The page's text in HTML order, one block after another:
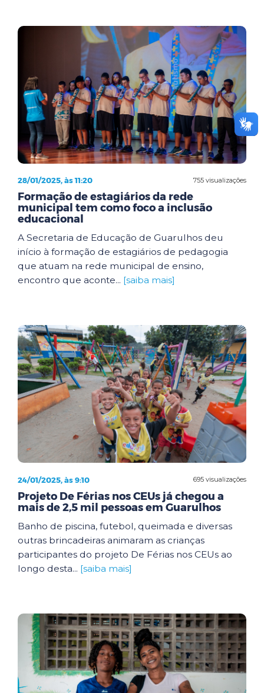
755 visualizações
28/01/2025, às 11:20
Formação de estagiários da rede
municipal tem como foco a inclusão
educacional
A Secretaria de Educação de Guarulhos deu
início à formação de estagiários de pedagogia
que atuam na rede municipal de ensino,
encontro que aconte... [saiba mais]
695 visualizações
24/01/2025, às 9:10
Projeto De Férias nos CEUs já chegou a
mais de 2,5 mil pessoas em Guarulhos
Banho de piscina, futebol, queimada e diversas
outras brincadeiras animaram as crianças
participantes do projeto De Férias nos CEUs ao
longo desta... [saiba mais]